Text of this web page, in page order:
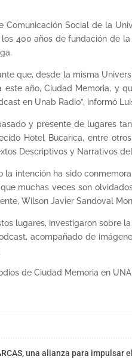
Comunicación Social de la
400 años de fundación de
que, desde la misma
este año, Ciudad Memoria,
en Unab Radio”, informó
y presente de lugares
Hotel Bucarica, entre
Descriptivos y Narrativos
la intención ha sido
muchas veces son
Wilson Javier Sandoval
lugares, investigaron sobre
acompañado de
de Ciudad Memoria en
una alianza para